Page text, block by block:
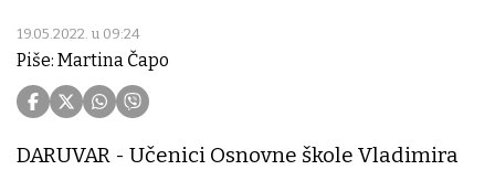
19.05.2022. u 09:24
Piše: Martina Čapo
DARUVAR - Učenici Osnovne škole Vladimira